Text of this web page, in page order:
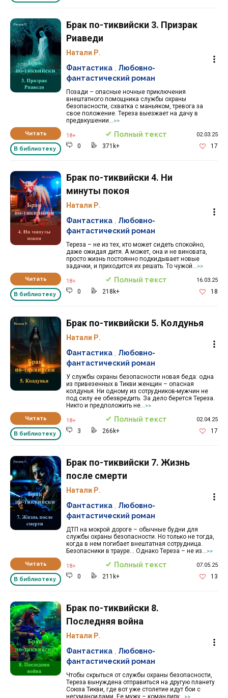
Читать
В библиотеку
Брак по-тиквийски 3. Призрак
Риаведи
Натали Р.
Позади – опасные ночные приключения
внештатного помощника службы охраны
безопасности, схватка с маньяком, тревога за
свое положение. Тереза выезжает на дачу в
предвкушении...>>
Фантастика
Любовно-
фантастический роман
18+ Полный текст 02.03.25
0 371k+ 17
Читать
В библиотеку
Брак по-тиквийски 4. Ни
минуты покоя
Натали Р.
Тереза – не из тех, кто может сидеть спокойно,
даже ожидая дитя. А может, она и не виновата,
просто жизнь постоянно подкидывает новые
задачки, и приходится их решать. То чужой...>>
Фантастика
Любовно-
фантастический роман
18+ Полный текст 16.03.25
0 218k+ 18
Читать
В библиотеку
Брак по-тиквийски 5. Колдунья
Натали Р.
У службы охраны безопасности новая беда: одна
из привезенных в Тикви женщин – опасная
колдунья. Ни одному из сотрудников-мужчин не
под силу ее обезвредить. За дело берется Тереза.
Никто и предположить не...>>
Фантастика
Любовно-
фантастический роман
18+ Полный текст 02.04.25
3 266k+ 17
Читать
В библиотеку
Брак по-тиквийски 7. Жизнь
после смерти
Натали Р.
ДТП на мокрой дороге – обычные будни для
службы охраны безопасности. Но только не тогда,
когда в нем погибает внештатная сотрудница.
Безопасники в трауре… Однако Тереза – не из...>>
Фантастика
Любовно-
фантастический роман
18+ Полный текст 07.05.25
0 211k+ 13
Брак по-тиквийски 8.
Последняя война
Натали Р.
Чтобы скрыться от службы охраны безопасности,
Тереза вынуждена отправиться на другую планету
Союза Тикви, где вот уже столетие идут бои с
негуманоидами. Ее мужу – командиру...
>>
Фантастика
Любовно-
фантастический роман